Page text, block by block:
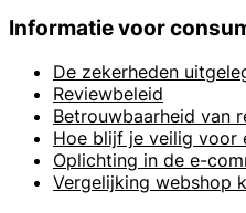
Informatie voor
De zekerheden
Reviewbeleid
Betrouwbaarheid van
Hoe blijf je veilig voor
Oplichting in de e-
Vergelijking webshop